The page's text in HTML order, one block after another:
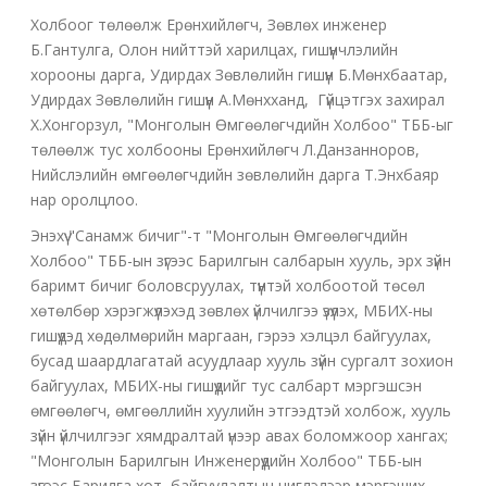
Холбоог төлөөлж Ерөнхийлөгч, Зөвлөх инженер
Б.Гантулга, Олон нийттэй харилцах, гишүүнчлэлийн
хорооны дарга, Удирдах Зөвлөлийн гишүүн Б.Мөнхбаатар,
Удирдах Зөвлөлийн гишүүн А.Мөнхханд, Гүйцэтгэх захирал
Х.Хонгорзул, "Монголын Өмгөөлөгчдийн Холбоо" ТББ-ыг
төлөөлж тус холбооны Ерөнхийлөгч Л.Данзанноров,
Нийслэлийн өмгөөлөгчдийн зөвлөлийн дарга Т.Энхбаяр
нар оролцлоо.
Энэхүү "Санамж бичиг"-т "Монголын Өмгөөлөгчдийн
Холбоо" ТББ-ын зүгээс Барилгын салбарын хууль, эрх зүйн
баримт бичиг боловсруулах, түүнтэй холбоотой төсөл
хөтөлбөр хэрэгжүүлэхэд зөвлөх үйлчилгээ үзүүлэх, МБИХ-ны
гишүүдэд хөдөлмөрийн маргаан, гэрээ хэлцэл байгуулах,
бусад шаардлагатай асуудлаар хууль зүйн сургалт зохион
байгуулах, МБИХ-ны гишүүдийг тус салбарт мэргэшсэн
өмгөөлөгч, өмгөөллийн хуулийн этгээдтэй холбож, хууль
зүйн үйлчилгээг хямдралтай үнээр авах боломжоор хангах;
"Монголын Барилгын Инженерүүдийн Холбоо" ТББ-ын